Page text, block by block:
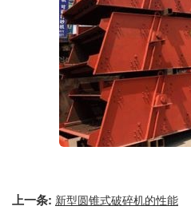
上一条: 新型圆锥式破碎机的性能